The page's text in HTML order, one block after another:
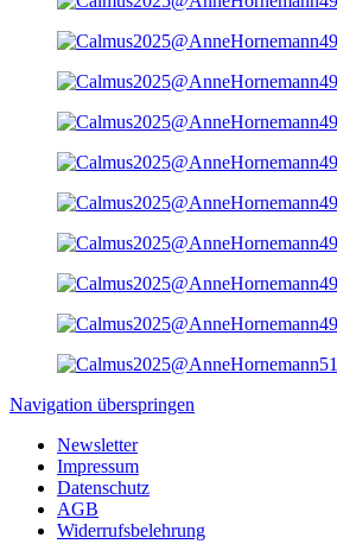
Navigation überspringen
Newsletter
Impressum
Datenschutz
AGB
Widerrufsbelehrung